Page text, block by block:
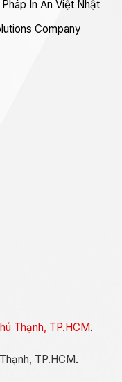
In Ấn Việt Nhật
Company
Thạnh, TP.HCM.
TP.HCM.